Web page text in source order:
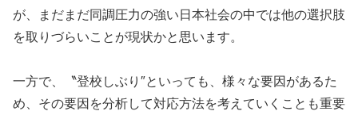
が、まだまだ同調圧力の強い日本社会の中では他の選択肢
を取りづらいことが現状かと思います。
一方で、〝登校しぶり″といっても、様々な要因があるた
め、その要因を分析して対応方法を考えていくことも重要